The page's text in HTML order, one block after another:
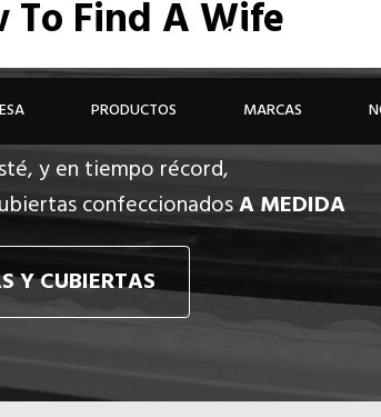
926 81 48 68
PRODUCTOS MARCAS
To Find A Wife
y en tiempo récord,
confeccionadosA MEDIDA
Y CUBIERTAS